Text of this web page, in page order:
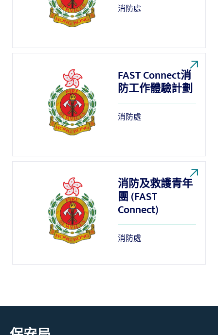
消防處
FAST Connect消
防工作體驗計劃
消防處
消防及救護青年
團 (FAST
Connect)
消防處